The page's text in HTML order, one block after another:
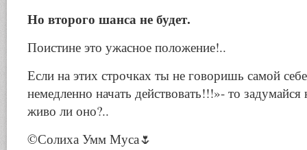
Но второго шанса не будет.
Поистине это ужасное положение!..
Если на этих строчках ты не говоришь самой
немедленно начать действовать!!!»- то
живо ли оно?..
©️Солиха Умм Муса🌷